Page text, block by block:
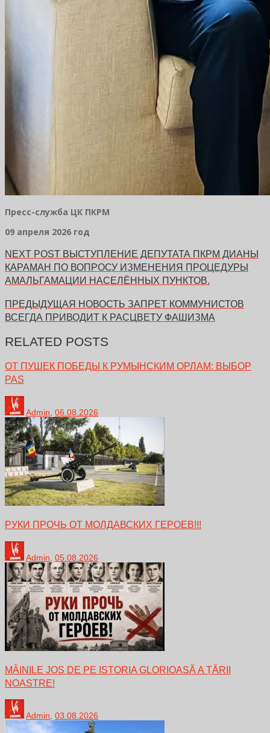
Пресс-служба ЦК ПКРМ
09 апреля 2026 год
NEXT POST ВЫСТУПЛЕНИЕ ДЕПУТАТА ПКРМ ДИАНЫ
КАРАМАН ПО ВОПРОСУ ИЗМЕНЕНИЯ ПРОЦЕДУРЫ
АМАЛЬГАМАЦИИ НАСЕЛЁННЫХ ПУНКТОВ.
ПРЕДЫДУЩАЯ НОВОСТЬ ЗАПРЕТ КОММУНИСТОВ
ВСЕГДА ПРИВОДИТ К РАСЦВЕТУ ФАШИЗМА
RELATED POSTS
ОТ ПУШЕК ПОБЕДЫ К РУМЫНСКИМ ОРЛАМ: ВЫБОР
PAS
Admin 06.08.2026
РУКИ ПРОЧЬ ОТ МОЛДАВСКИХ ГЕРОЕВ!!!
Admin 05.08.2026
MÂINILE JOS DE PE ISTORIA GLORIOASĂ A ȚĂRII
NOASTRE!
Admin, 03.08.2026